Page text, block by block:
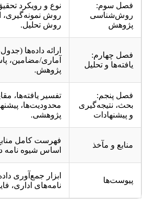
فصل سوم:
روش‌شناسی
پژوهش
نوع و رویکرد
روش نمونه‌گیری،
روش تحلیل.
فصل چهارم:
یافته‌ها و تحلیل
ارائه داده‌ها
آماری/مضامین،
پژوهش.
فصل پنجم:
بحث، نتیجه‌گیری
و پیشنهادات
تفسیر یافته‌ها،
محدودیت‌ها،
پژوهشی.
منابع و مآخذ
فهرست کامل
اساس شیوه نامه
پیوست‌ها
ابزار جمع‌آوری
نامه‌های اداری،